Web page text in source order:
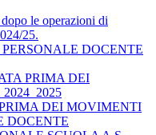
le operazioni di
25.
DOCENTE
PRIMA DEI
DEI MOVIMENTI
DOCENTE